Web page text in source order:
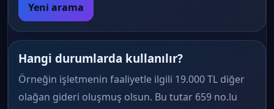
Yeni arama
Hangi durumlarda kullanılır?
Örneğin işletmenin faaliyetle ilgili 19.000 TL diğer
olağan gideri oluşmuş olsun. Bu tutar 659 no.lu